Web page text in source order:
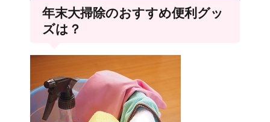
年末大掃除のおすすめ便利グッ
ズは？